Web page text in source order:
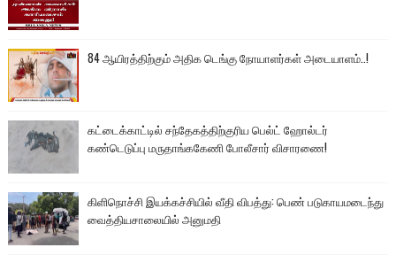
84 ஆயிரத்திற்கும் அதிக டெங்கு நோயாளர்கள் அடையாளம்..!
கட்டைக்காட்டில் சந்தேகத்திற்குரிய பெல்ட் ஹோல்டர்
கண்டெடுப்பு மருதாங்ககேணி போலீசார் விசாரணை!
கிளிநொச்சி இயக்கச்சியில் வீதி விபத்து: பெண் படுகாயமடைந்து
வைத்தியசாலையில் அனுமதி